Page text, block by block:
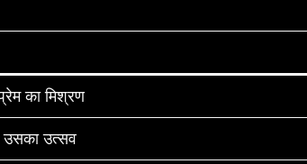
का मिश्रण
उसका उत्सव